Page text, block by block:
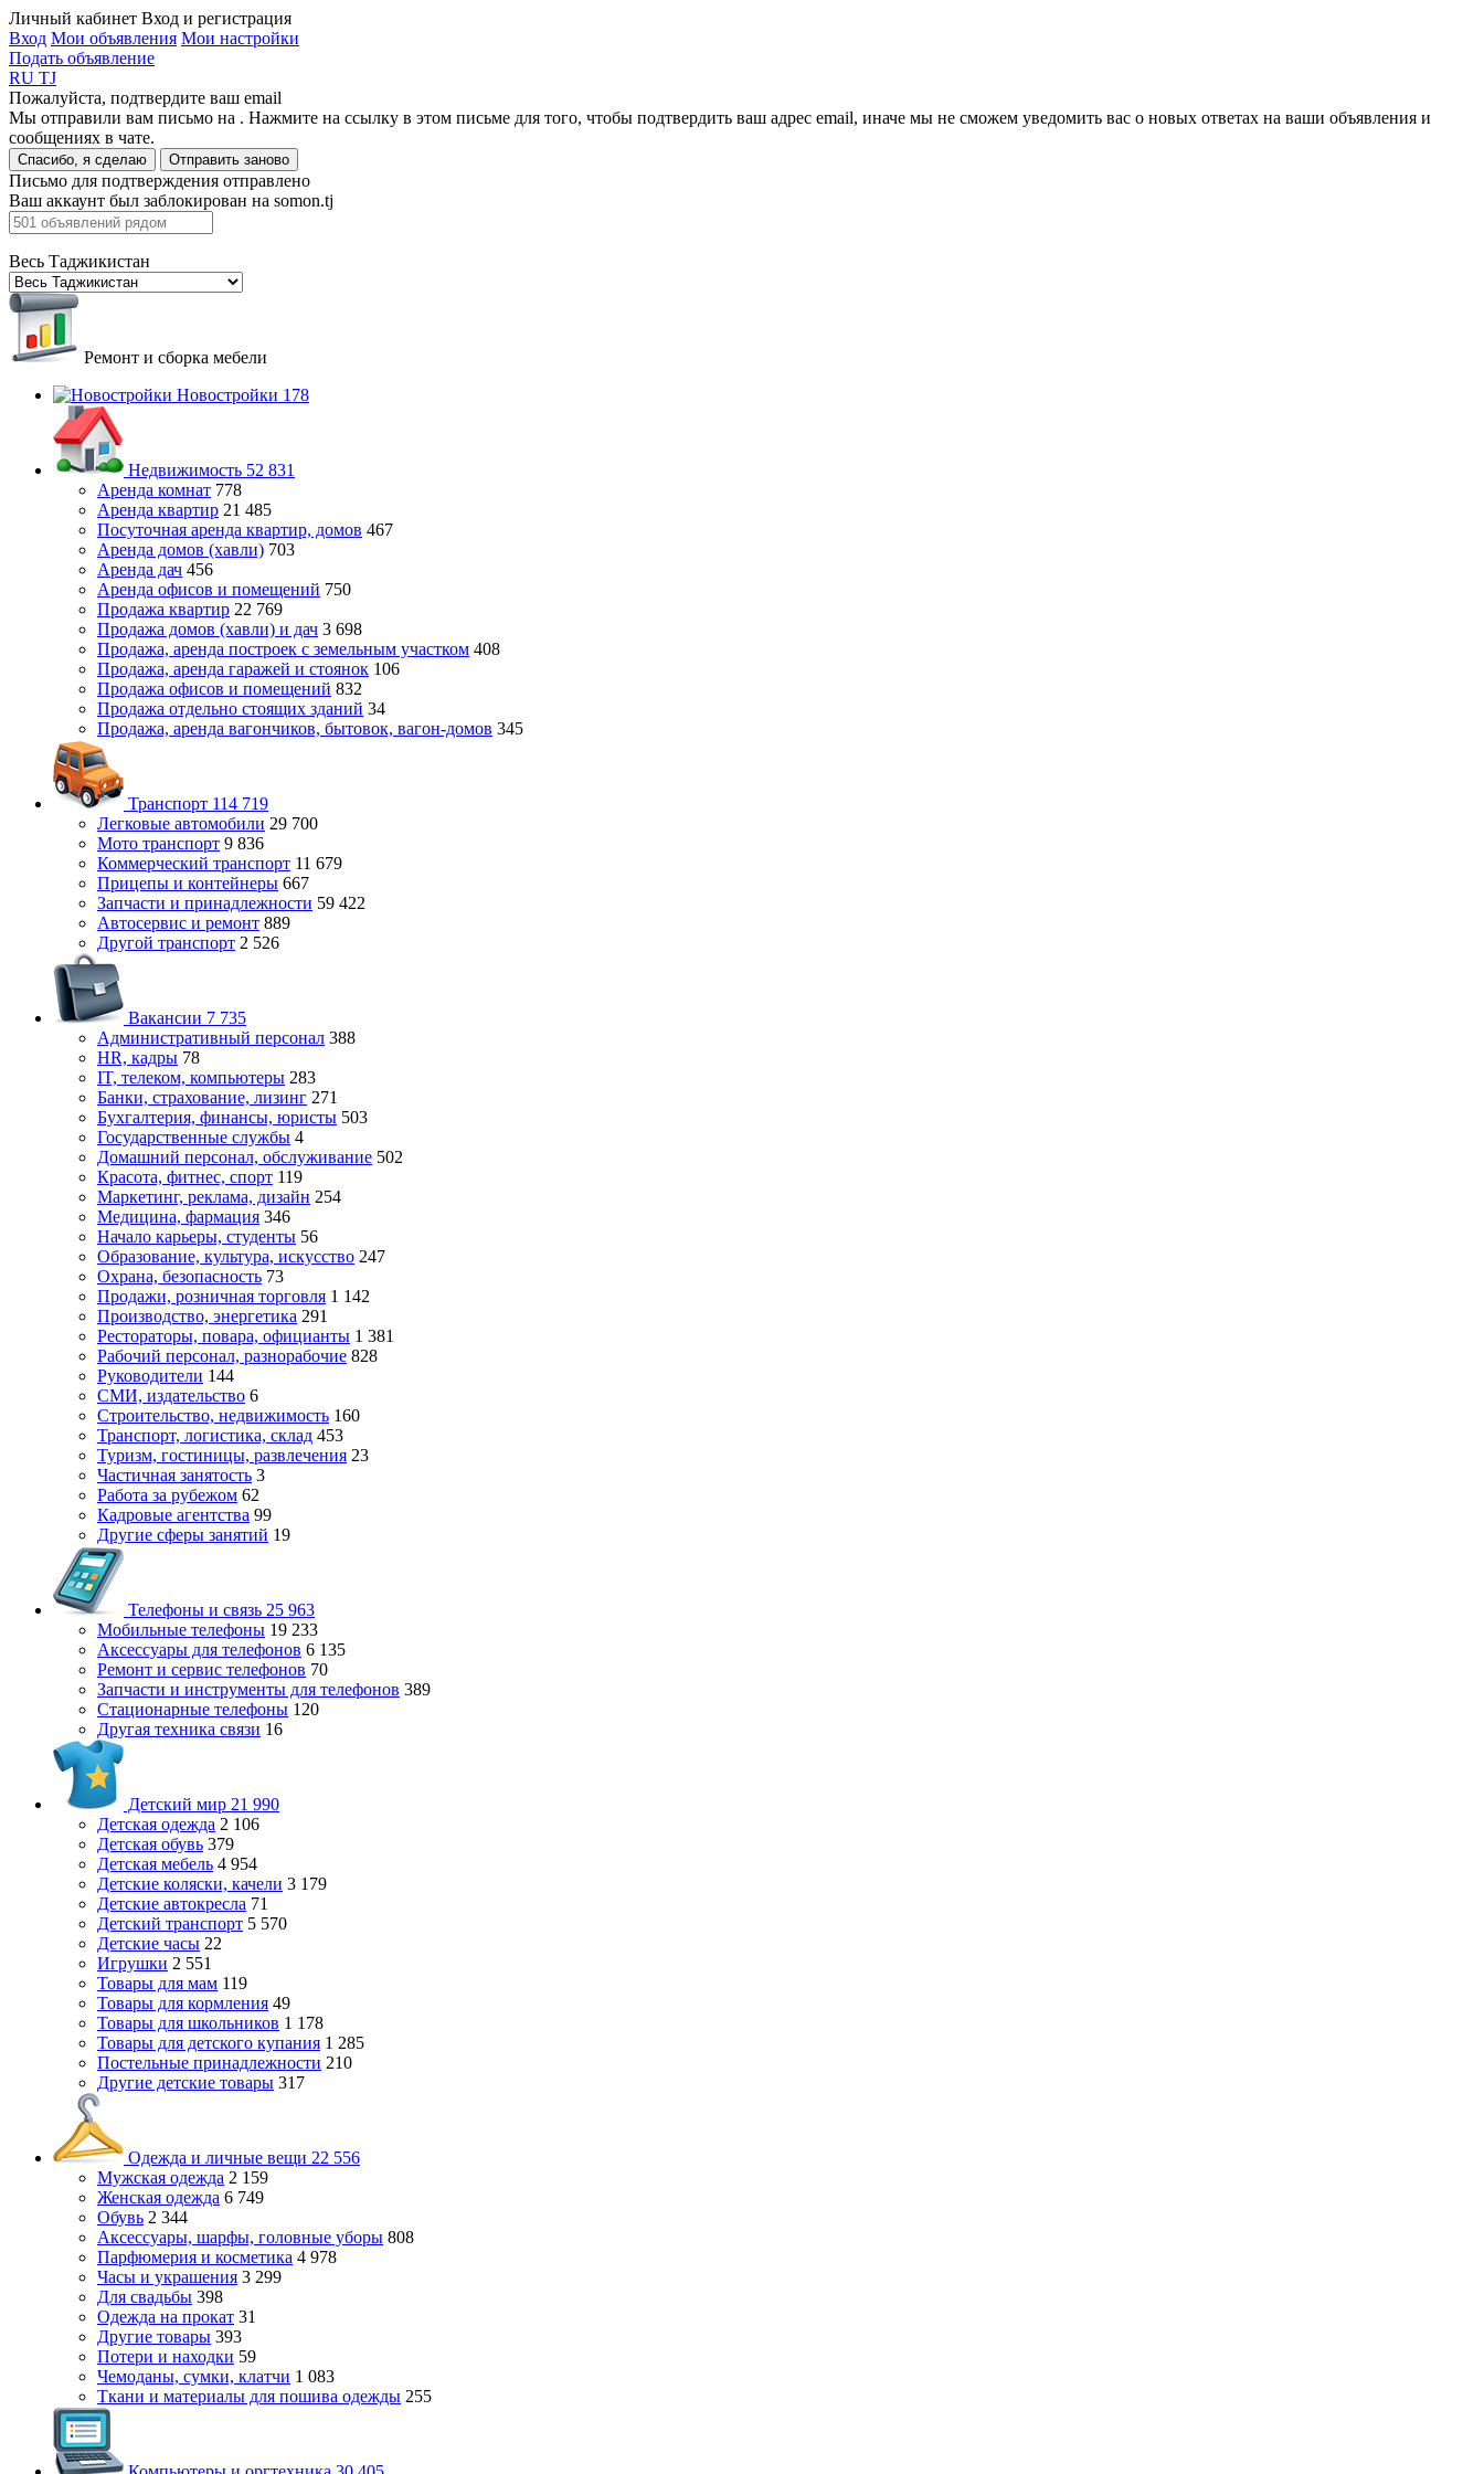
Личный кабинет Вход и регистрация
Вход Мои объявления Мои настройки
Подать объявление
RU TJ
Пожалуйста, подтвердите ваш email
Мы отправили вам письмо на . Нажмите на ссылку в этом письме для того, чтобы подтвердить ваш адрес email, иначе мы не сможем уведомить вас о новых ответах на ваши объявления и
сообщениях в чате.
Спасибо, я сделаю Отправить заново
Письмо для подтверждения отправлено
Ваш аккаунт был заблокирован на somon.tj
Весь Таджикистан
Ремонт и сборка мебели
Новостройки 178
Недвижимость 52 831
Аренда комнат 778
Аренда квартир 21 485
Посуточная аренда квартир, домов 467
Аренда домов (хавли) 703
Аренда дач 456
Аренда офисов и помещений 750
Продажа квартир 22 769
Продажа домов (хавли) и дач 3 698
Продажа, аренда построек с земельным участком 408
Продажа, аренда гаражей и стоянок 106
Продажа офисов и помещений 832
Продажа отдельно стоящих зданий 34
Продажа, аренда вагончиков, бытовок, вагон-домов 345
Транспорт 114 719
Легковые автомобили 29 700
Мото транспорт 9 836
Коммерческий транспорт 11 679
Прицепы и контейнеры 667
Запчасти и принадлежности 59 422
Автосервис и ремонт 889
Другой транспорт 2 526
Вакансии 7 735
Административный персонал 388
HR, кадры 78
IT, телеком, компьютеры 283
Банки, страхование, лизинг 271
Бухгалтерия, финансы, юристы 503
Государственные службы 4
Домашний персонал, обслуживание 502
Красота, фитнес, спорт 119
Маркетинг, реклама, дизайн 254
Медицина, фармация 346
Начало карьеры, студенты 56
Образование, культура, искусство 247
Охрана, безопасность 73
Продажи, розничная торговля 1 142
Производство, энергетика 291
Рестораторы, повара, официанты 1 381
Рабочий персонал, разнорабочие 828
Руководители 144
СМИ, издательство 6
Строительство, недвижимость 160
Транспорт, логистика, склад 453
Туризм, гостиницы, развлечения 23
Частичная занятость 3
Работа за рубежом 62
Кадровые агентства 99
Другие сферы занятий 19
Телефоны и связь 25 963
Мобильные телефоны 19 233
Аксессуары для телефонов 6 135
Ремонт и сервис телефонов 70
Запчасти и инструменты для телефонов 389
Стационарные телефоны 120
Другая техника связи 16
Детский мир 21 990
Детская одежда 2 106
Детская обувь 379
Детская мебель 4 954
Детские коляски, качели 3 179
Детские автокресла 71
Детский транспорт 5 570
Детские часы 22
Игрушки 2 551
Товары для мам 119
Товары для кормления 49
Товары для школьников 1 178
Товары для детского купания 1 285
Постельные принадлежности 210
Другие детские товары 317
Одежда и личные вещи 22 556
Мужская одежда 2 159
Женская одежда 6 749
Обувь 2 344
Аксессуары, шарфы, головные уборы 808
Парфюмерия и косметика 4 978
Часы и украшения 3 299
Для свадьбы 398
Одежда на прокат 31
Другие товары 393
Потери и находки 59
Чемоданы, сумки, клатчи 1 083
Ткани и материалы для пошива одежды 255